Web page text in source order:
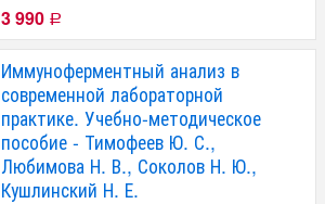
3 990 Р
Иммуноферментный анализ в
современной лабораторной
практике. Учебно-методическое
пособие - Тимофеев Ю. С.,
Любимова Н. В., Соколов Н. Ю.,
Кушлинский Н. Е.